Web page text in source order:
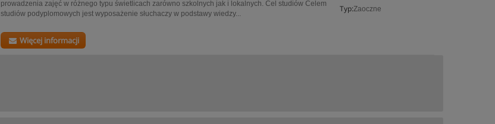
Typ:Zaoczne
prowadzenia zajęć w różnego typu świetlicach zarówno szkolnych jak i lokalnych. Cel studiów Celem
studiów podyplomowych jest wyposażenie słuchaczy w podstawy wiedzy...
Więcej informacji